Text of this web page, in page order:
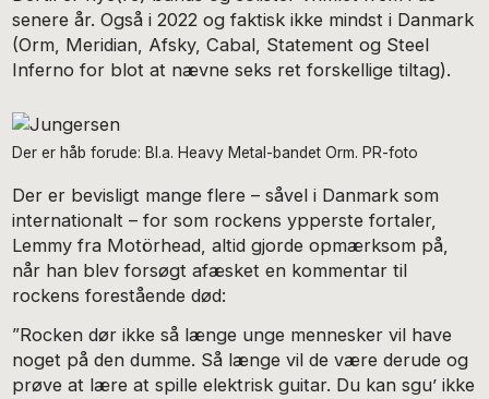
senere år. Også i 2022 og faktisk ikke mindst i Danmark
(Orm, Meridian, Afsky, Cabal, Statement og Steel
Inferno for blot at nævne seks ret forskellige tiltag).
Der er håb forude: Bl.a. Heavy Metal-bandet Orm. PR-foto
Der er bevisligt mange flere – såvel i Danmark som
internationalt – for som rockens ypperste fortaler,
Lemmy fra Motörhead, altid gjorde opmærksom på,
når han blev forsøgt afæsket en kommentar til
rockens forestående død:
”Rocken dør ikke så længe unge mennesker vil have
noget på den dumme. Så længe vil de være derude og
prøve at lære at spille elektrisk guitar. Du kan sgu’ ikke